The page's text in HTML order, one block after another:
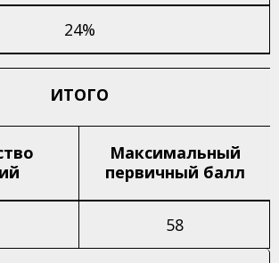
24%
ИТОГО
Максимальный
первичный балл
58